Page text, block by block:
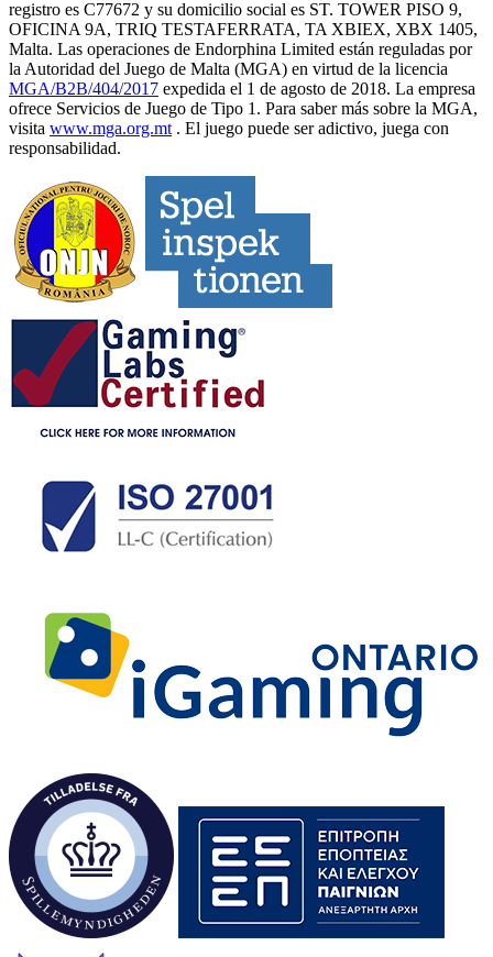
registro es C77672 y su domicilio social es ST. TOWER PISO 9,
OFICINA 9A, TRIQ TESTAFERRATA, TA XBIEX, XBX 1405,
Malta. Las operaciones de Endorphina Limited están reguladas por
la Autoridad del Juego de Malta (MGA) en virtud de la licencia
MGA/B2B/404/2017 expedida el 1 de agosto de 2018. La empresa
ofrece Servicios de Juego de Tipo 1. Para saber más sobre la MGA,
visita www.mga.org.mt . El juego puede ser adictivo, juega con
responsabilidad.